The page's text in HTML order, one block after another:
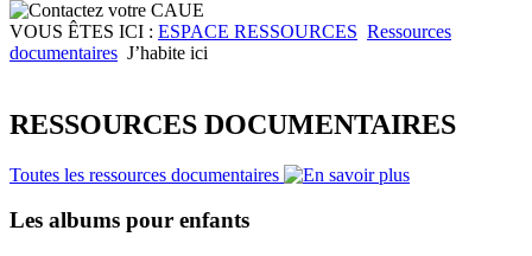
VOUS ÊTES ICI : ESPACE RESSOURCES Ressources
documentaires J’habite ici
RESSOURCES DOCUMENTAIRES
Toutes les ressources documentaires
Les albums pour enfants